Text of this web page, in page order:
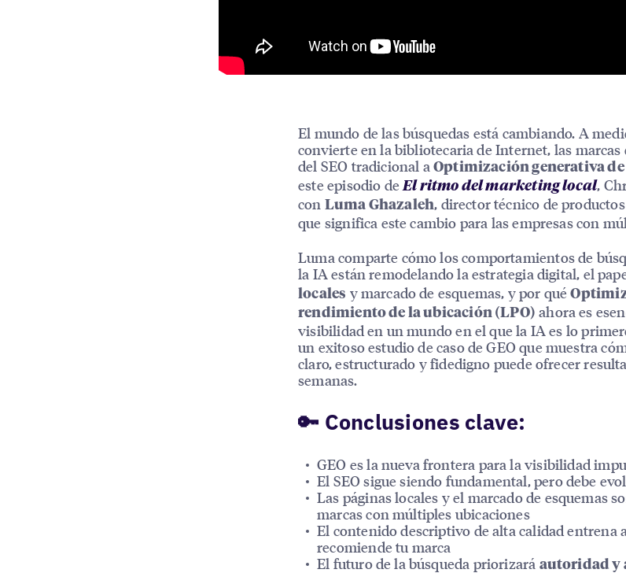
El mundo de las búsquedas está cambiando. A
convierte en la bibliotecaria de Internet, las
del SEO tradicional aOptimización generativa de
este episodio de El ritmo del marketing local,
con Luma Ghazaleh, director técnico de
que significa este cambio para las empresas con
Luma comparte cómo los comportamientos de
la IA están remodelando la estrategia digital, el
locales y marcado de esquemas, y por qué
rendimiento de la ubicación (LPO) ahora es
visibilidad en un mundo en el que la IA es lo
un exitoso estudio de caso de GEO que muestra
claro, estructurado y fidedigno puede ofrecer
semanas.
🔑 Conclusiones clave:
GEO es la nueva frontera para la visibilidad
El SEO sigue siendo fundamental, pero debe
Las páginas locales y el marcado de esquemas
marcas con múltiples ubicaciones
El contenido descriptivo de alta calidad entrena
recomiende tu marca
El futuro de la búsqueda priorizará autoridad y